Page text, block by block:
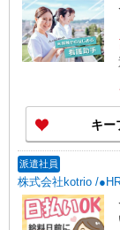
キー
派遣社員
株式会社kotrio /